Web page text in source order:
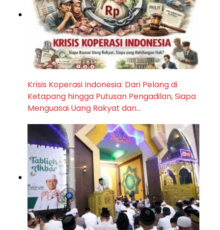
Krisis Koperasi Indonesia: Dari Pelang di
Ketapang hingga Putusan Pengadilan, Siapa
Menguasai Uang Rakyat dan…